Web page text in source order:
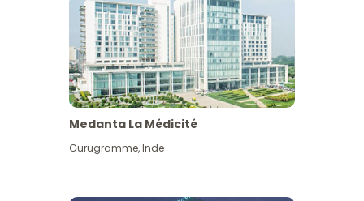
Medanta La Médicité
Gurugramme,Inde